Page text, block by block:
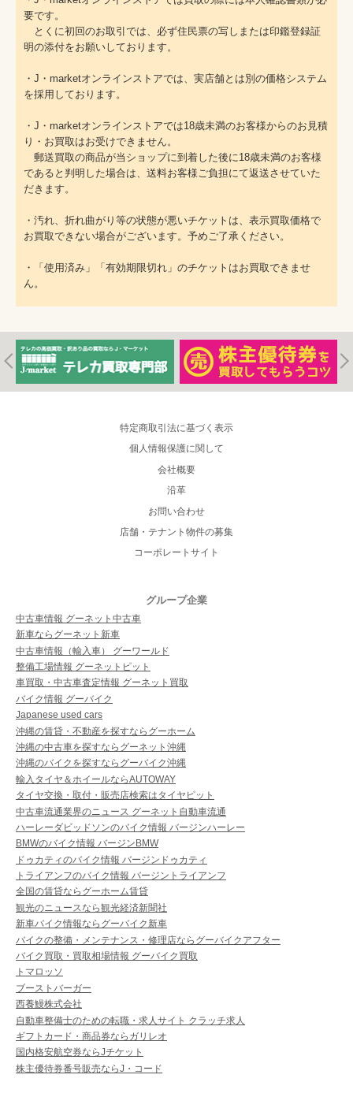
要です。
とくに初回のお取引では、必ず住民票の写しまたは印鑑登録証
明の添付をお願いしております。
・J・marketオンラインストアでは、実店舗とは別の価格システム
を採用しております。
・J・marketオンラインストアでは18歳未満のお客様からのお見積
り・お買取はお受けできません。
郵送買取の商品が当ショップに到着した後に18歳未満のお客様
であると判明した場合は、送料お客様ご負担にて返送させていた
だきます。
・汚れ、折れ曲がり等の状態が悪いチケットは、表示買取価格で
お買取できない場合がございます。予めご了承ください。
・「使用済み」「有効期限切れ」のチケットはお買取できませ
ん。
特定商取引法に基づく表示
個人情報保護に関して
会社概要
沿革
お問い合わせ
店舗・テナント物件の募集
コーポレートサイト
グループ企業
中古車情報 グーネット中古車
新車ならグーネット新車
中古車情報（輸入車） グーワールド
整備工場情報 グーネットピット
車買取・中古車査定情報 グーネット買取
バイク情報 グーバイク
Japanese used cars
沖縄の賃貸・不動産を探すならグーホーム
沖縄の中古車を探すならグーネット沖縄
沖縄のバイクを探すならグーバイク沖縄
輸入タイヤ＆ホイールならAUTOWAY
タイヤ交換・取付・販売店検索はタイヤピット
中古車流通業界のニュース グーネット自動車流通
ハーレーダビッドソンのバイク情報 バージンハーレー
BMWのバイク情報 バージンBMW
ドゥカティのバイク情報 バージンドゥカティ
トライアンフのバイク情報 バージントライアンフ
全国の賃貸ならグーホーム賃貸
観光のニュースなら観光経済新聞社
新車バイク情報ならグーバイク新車
バイクの整備・メンテナンス・修理店ならグーバイクアフター
バイク買取・買取相場情報 グーバイク買取
トマロッソ
ブーストバーガー
西養鰻株式会社
自動車整備士のための転職・求人サイト クラッチ求人
ギフトカード・商品券ならガリレオ
国内格安航空券ならJチケット
株主優待券番号販売ならJ・コード